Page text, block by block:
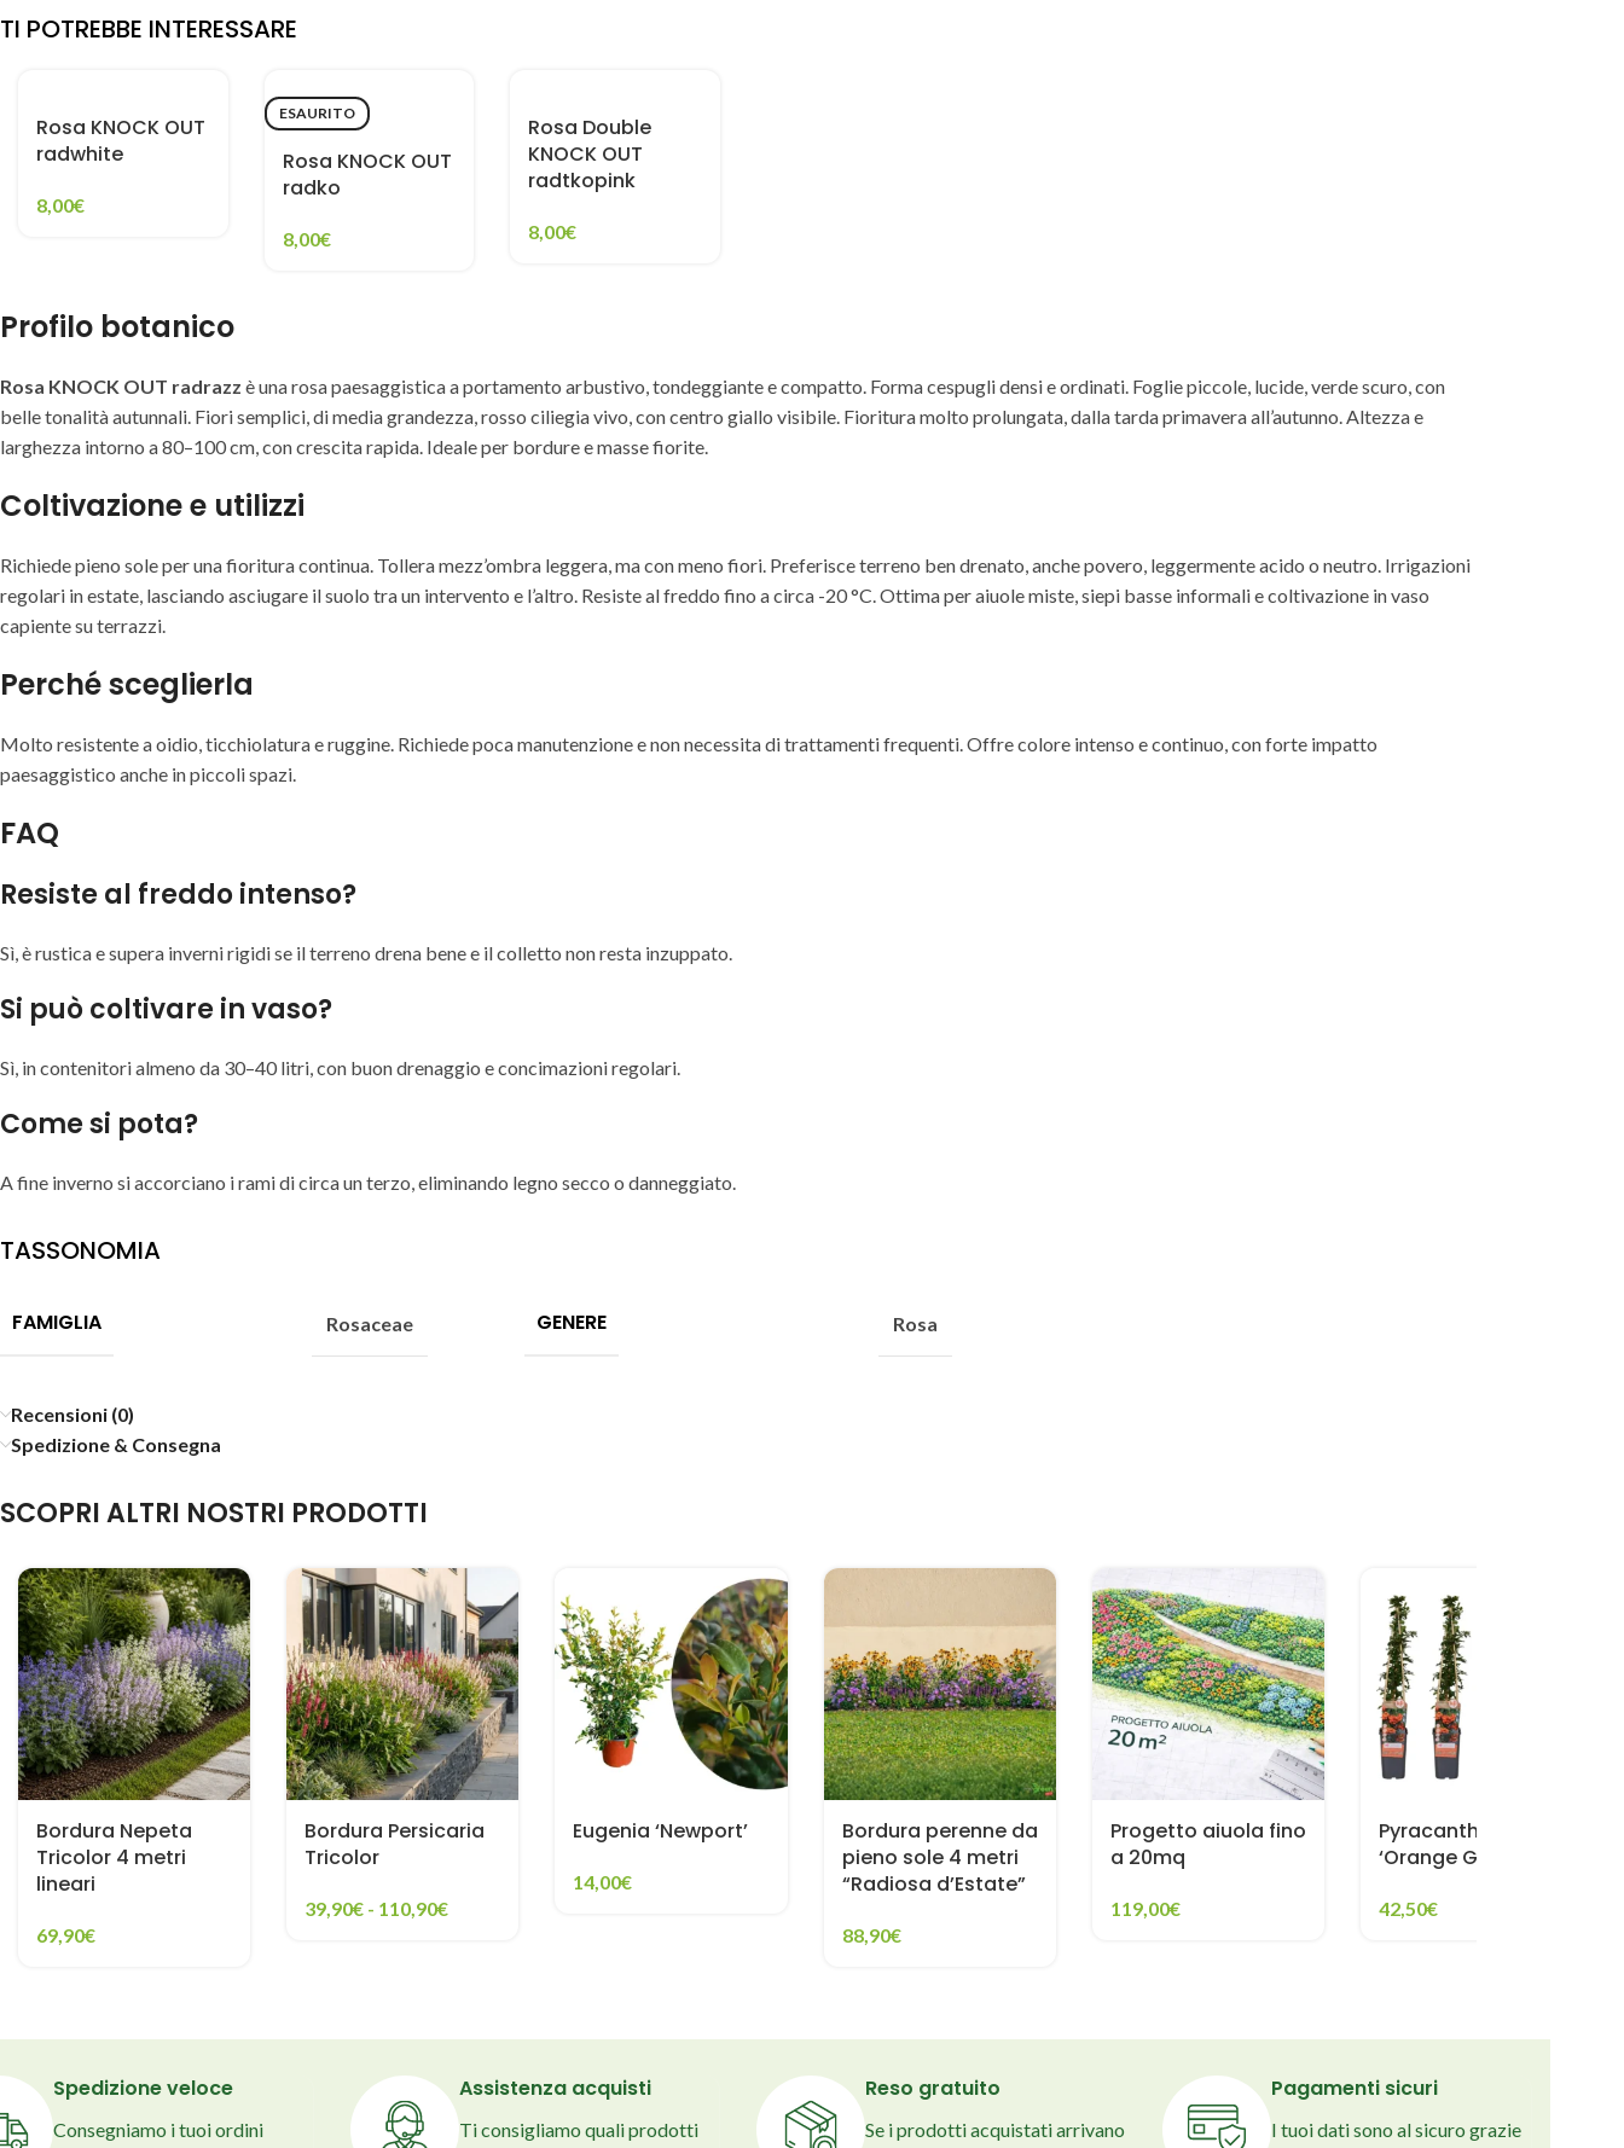
TI POTREBBE INTERESSARE
Rosa KNOCK OUT
radwhite
8,00€
ESAURITO
Rosa KNOCK OUT
radko
8,00€
Rosa Double
KNOCK OUT
radtkopink
8,00€
Profilo botanico
Rosa KNOCK OUT radrazz è una rosa paesaggistica a portamento arbustivo, tondeggiante e compatto. Forma cespugli densi e ordinati. Foglie piccole, lucide, verde scuro, con
belle tonalità autunnali. Fiori semplici, di media grandezza, rosso ciliegia vivo, con centro giallo visibile. Fioritura molto prolungata, dalla tarda primavera all’autunno. Altezza e
larghezza intorno a 80–100 cm, con crescita rapida. Ideale per bordure e masse fiorite.
Coltivazione e utilizzi
Richiede pieno sole per una fioritura continua. Tollera mezz’ombra leggera, ma con meno fiori. Preferisce terreno ben drenato, anche povero, leggermente acido o neutro. Irrigazioni
regolari in estate, lasciando asciugare il suolo tra un intervento e l’altro. Resiste al freddo fino a circa -20 °C. Ottima per aiuole miste, siepi basse informali e coltivazione in vaso
capiente su terrazzi.
Perché sceglierla
Molto resistente a oidio, ticchiolatura e ruggine. Richiede poca manutenzione e non necessita di trattamenti frequenti. Offre colore intenso e continuo, con forte impatto
paesaggistico anche in piccoli spazi.
FAQ
Resiste al freddo intenso?
Sì, è rustica e supera inverni rigidi se il terreno drena bene e il colletto non resta inzuppato.
Si può coltivare in vaso?
Sì, in contenitori almeno da 30–40 litri, con buon drenaggio e concimazioni regolari.
Come si pota?
A fine inverno si accorciano i rami di circa un terzo, eliminando legno secco o danneggiato.
TASSONOMIA
FAMIGLIA Rosaceae GENERE Rosa
Recensioni (0)
Spedizione & Consegna
SCOPRI ALTRI NOSTRI PRODOTTI
Bordura Nepeta
Tricolor 4 metri
lineari
69,90€
Bordura Persicaria
Tricolor
39,90€ - 110,90€
Eugenia ‘Newport’
14,00€
Bordura perenne da
pieno sole 4 metri
“Radiosa d’Estate”
88,90€
Progetto aiuola fino
a 20mq
119,00€
Pyracantha
‘Orange Glow’
42,50€
Spedizione veloce
Consegniamo i tuoi ordini
Assistenza acquisti
Ti consigliamo quali prodotti
Reso gratuito
Se i prodotti acquistati arrivano
Pagamenti sicuri
I tuoi dati sono al sicuro grazie